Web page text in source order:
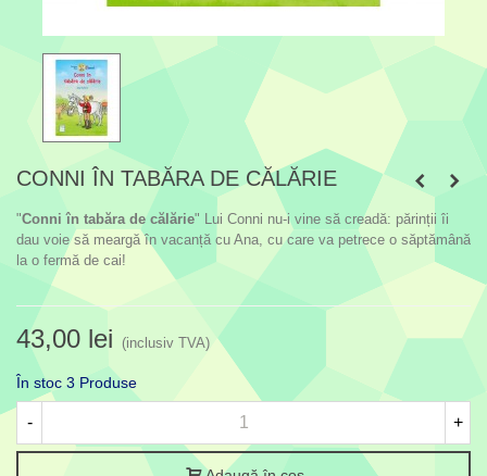
CONNI ÎN TABĂRA DE CĂLĂRIE
"Conni în tabăra de călărie" Lui Conni nu-i vine să creadă: părinții îi
dau voie să meargă în vacanță cu Ana, cu care va petrece o săptămână
la o fermă de cai!
43,00 lei (inclusiv TVA)
În stoc 3 Produse
- +